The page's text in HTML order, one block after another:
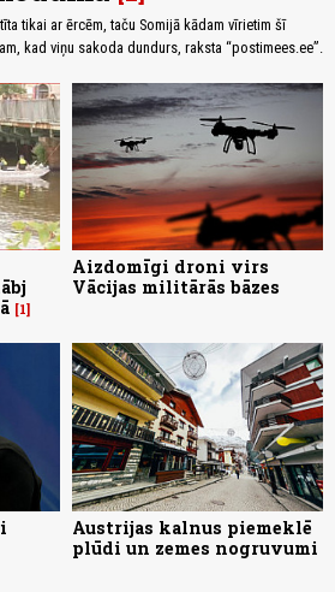
tikai ar ērcēm, taču Somijā kādam vīrietim šī
kad viņu sakoda dundurs, raksta “postimees.ee”.
1
Aizdomīgi droni virs
Vācijas militārās bāzes
Austrijas kalnus piemeklē
plūdi un zemes nogruvumi